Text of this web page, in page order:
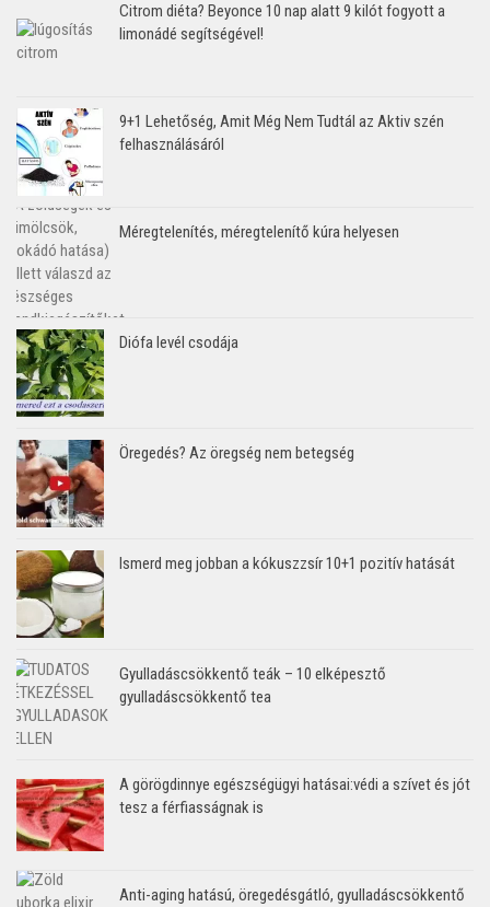
Citrom diéta? Beyonce 10 nap alatt 9 kilót fogyott a
limonádé segítségével!
9+1 Lehetőség, Amit Még Nem Tudtál az Aktiv szén
felhasználásáról
Méregtelenítés, méregtelenítő kúra helyesen
Diófa levél csodája
Öregedés? Az öregség nem betegség
Ismerd meg jobban a kókuszzsír 10+1 pozitív hatását
Gyulladáscsökkentő teák – 10 elképesztő
gyulladáscsökkentő tea
A görögdinnye egészségügyi hatásai:védi a szívet és jót
tesz a férfiasságnak is
Anti-aging hatású, öregedésgátló, gyulladáscsökkentő